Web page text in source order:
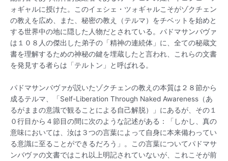
ォギャルに授けた。このイェシェ・ツォギャルこそがゾクチェン
の教えを広め、また、秘密の教え（テルマ）をチベットを始めと
する世界中の地に隠した人物だとされている。パドマサンバヴァ
は１０８人の傑出した弟子の「精神の連続体」に、全ての秘蔵文
書を理解するための神秘の鍵を埋蔵したと言われ、これらの文書
を発見する者らは「テルトン」と呼ばれる。
パドマサンバヴァが説いたゾクチェンの教えの本質は２８節から
成るテルマ、「Self-Liberation Through Naked Awareness（あ
るがままの意識で観ることによる自己解脱）」にあるが、その１
０行目から４節目の間に次のような記述がある：「しかし、真の
意味においては、汝は３つの言葉によって自身に本来備わってい
る意識に至ることができるだろう」。この言葉についてパドマサ
ンバヴァの文書ではこれ以上明記されていないが、これこそが前